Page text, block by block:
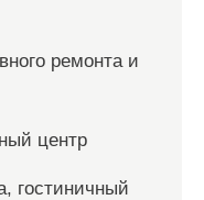
ремонта и
центр
гостиничный